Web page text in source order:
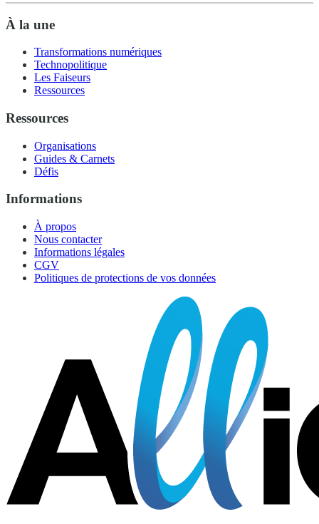
À la une
Transformations numériques
Technopolitique
Les Faiseurs
Ressources
Ressources
Organisations
Guides & Carnets
Défis
Informations
À propos
Nous contacter
Informations légales
CGV
Politiques de protections de vos données